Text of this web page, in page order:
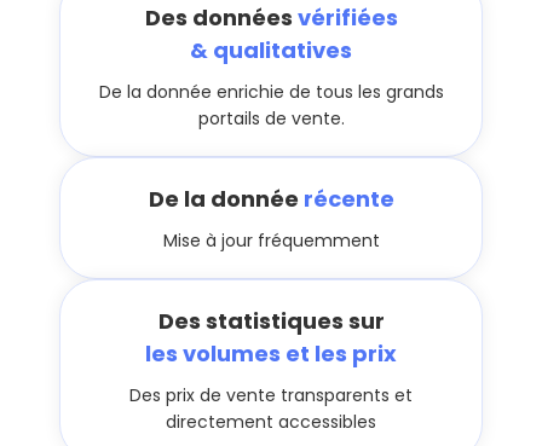
Des données vérifiées
& qualitatives
De la donnée enrichie de tous les grands
portails de vente.
De la donnée récente
Mise à jour fréquemment
Des statistiques sur
les volumes et les prix
Des prix de vente transparents et
directement accessibles